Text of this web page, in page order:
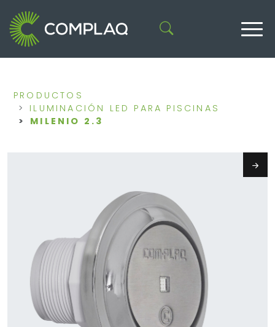
PRODUCTOS
ILUMINACIÓN LED PARA PISCINAS
MILENIO 2.3